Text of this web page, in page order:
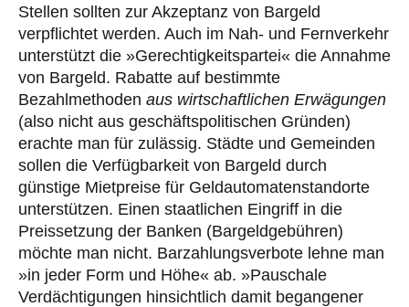
Stellen sollten zur Akzeptanz von Bargeld
verpflichtet werden. Auch im Nah- und Fernverkehr
unterstützt die »Gerechtigkeitspartei« die Annahme
von Bargeld. Rabatte auf bestimmte
Bezahlmethoden aus wirtschaftlichen Erwägungen
(also nicht aus geschäftspolitischen Gründen)
erachte man für zulässig. Städte und Gemeinden
sollen die Verfügbarkeit von Bargeld durch
günstige Mietpreise für Geldautomatenstandorte
unterstützen. Einen staatlichen Eingriff in die
Preissetzung der Banken (Bargeldgebühren)
möchte man nicht. Barzahlungsverbote lehne man
»in jeder Form und Höhe« ab. »Pauschale
Verdächtigungen hinsichtlich damit begangener